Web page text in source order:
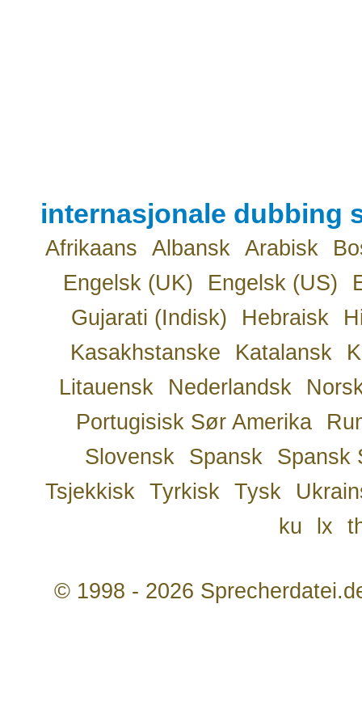
internasjonale dubbing
Afrikaans Albansk Arabisk
Engelsk (UK)
Engelsk (US)
Gujarati (Indisk)
Hebraisk
Kasakhstanske
Katalansk
Litauensk
Nederlandsk
Portugisisk Sør Amerika
Slovensk
Spansk
Spansk
Tsjekkisk
Tyrkisk Tysk
ku
lx
© 1998 - 2026